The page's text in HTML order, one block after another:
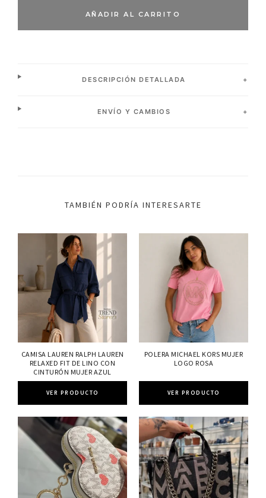
AÑADIR AL CARRITO
DESCRIPCIÓN DETALLADA
ENVÍO Y CAMBIOS
TAMBIÉN PODRÍA INTERESARTE
CAMISA LAUREN RALPH LAUREN
RELAXED FIT DE LINO CON
CINTURÓN MUJER AZUL
VER PRODUCTO
POLERA MICHAEL KORS MUJER
LOGO ROSA
VER PRODUCTO